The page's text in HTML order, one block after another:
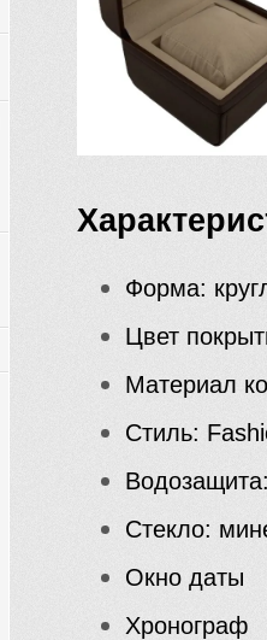
Форма:
Цвет
Материал
Стиль:
Стекло:
Окно даты
Хронограф